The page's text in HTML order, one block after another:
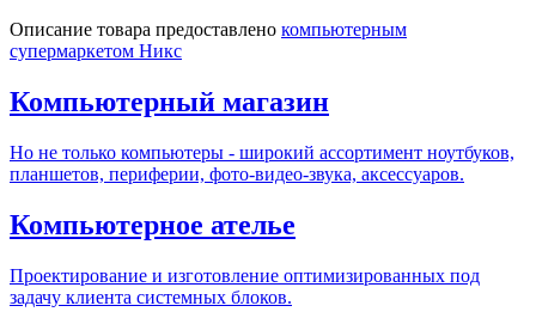
Описание товара предоставлено компьютерным
супермаркетом Никс
Компьютерный магазин
Но не только компьютеры - широкий ассортимент ноутбуков,
планшетов, периферии, фото-видео-звука, аксессуаров.
Компьютерное ателье
Проектирование и изготовление оптимизированных под
задачу клиента системных блоков.